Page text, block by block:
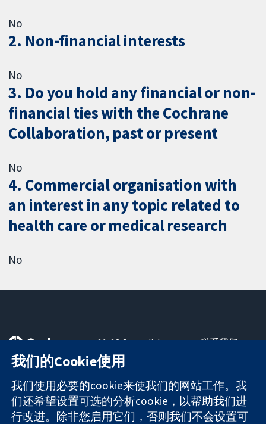
No
2. Non-financial interests
No
3. Do you hold any financial or non-
financial ties with the Cochrane
Collaboration, past or present
No
4. Commercial organisation with
an interest in any topic related to
health care or medical research
No
可信任的证据
知情决定
更完善的医疗健
康
11-13 Cavendish
Square
London
W1G 0AN
United Kingdom
联系我们
关于我们
工作机会
Cochrane
Library
我们的Cookie使用
我们使用必要的cookie来使我们的网站工作。我
们还希望设置可选的分析cookie，以帮助我们进
行改进。除非您启用它们，否则我们不会设置可